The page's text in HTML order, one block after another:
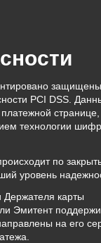
PCI DSS.
технологии
по
уровень
Держателя карты
Эмитент
на его